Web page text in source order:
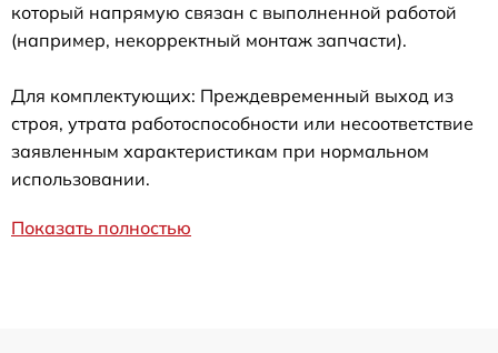
который напрямую связан с выполненной работой
(например, некорректный монтаж запчасти).
Для комплектующих: Преждевременный выход из
строя, утрата работоспособности или несоответствие
заявленным характеристикам при нормальном
использовании.
Показать полностью